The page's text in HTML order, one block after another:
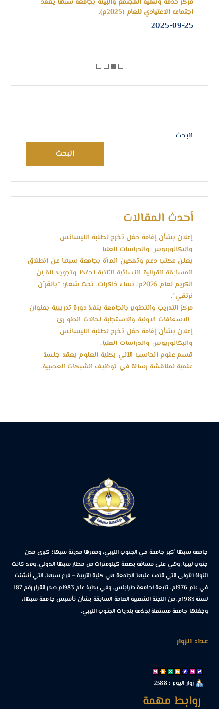
مركز خدمة وتنمية المجتمع والبيئة بجامعة سبها يعقد
اجتماعه الاعتيادي للعام (2025م).
2025-09-25
البحث
البحث
أحدث المقالات
إعلان بشأن إقامة حفل تخرج لطلبة الليسانس
والبكالوريوس والدراسات العليا.
يعلن مكتب دعم وتمكين المرأة بجامعة سبها عن انطلاق
المسابقة القرآنية النسائية الثانية لحفظ وتجويد القرآن
الكريم لعام 2026م، نساء ذاكرات، تحت شعار: “بالقرآن
نرتقي”.
مركز التدريب والتطوير بالجامعة ينفذ دورة تدريبية بعنوان
: الاسعافات الاولية والاستجابة لحالات الطوارئ
إعلان بشأن إقامة حفل تخرج لطلبة الليسانس
والبكالوريوس والدراسات العليا.
قسم علوم الحاسب الآلي بكلية العلوم يعقد جلسة
علمية لمناقشة رسالة في توظيف الشبكات العصبية.
جامعة سبها أكبر جامعة في الجنوب الليبي، ومقرها مدينة سبها؛ كبرى مدن
جنوب ليبيا، وهي على مسافة بضعة كيلومترات من مطار سبها الدولي، وقد كانت
النواة الأولى التي قامت عليها الجامعة هي كلية التربية – فرع سبها، التي أنشئت
في عام 1976م، تابعة لجامعة طرابلس، وفي بداية عام 1983م صدر القرار رقم 187
لسنة 1983م، من اللجنة الشعبية العامة السابقة بشأن تأسيس جامعة سبها،
وجَعْلها جامعة مستقلة لِخِدْمة بلديات الجنوب الليبي.
عداد الزوار
زوار اليوم : 2388
روابط مهمة